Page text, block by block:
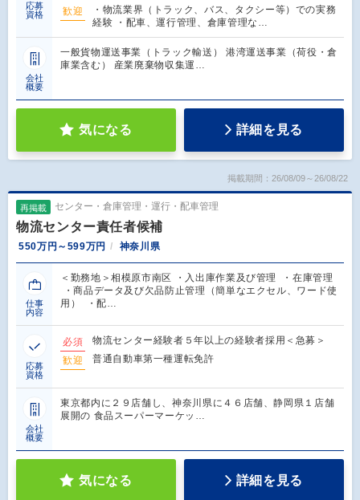
応募
資格
歓迎
・物流業界（トラック、バス、タクシー等）での実務
経験 ・配車、運行管理、倉庫管理な…
会社
概要
一般貨物運送事業（トラック輸送） 港湾運送事業（荷役・倉
庫業含む） 産業廃棄物収集運…
気になる 詳細を見る
掲載期間：26/08/09～26/08/22
再掲載 センター・倉庫管理・運行・配車管理
物流センター責任者候補
550万円～599万円 神奈川県
仕事
内容
＜勤務地＞相模原市南区 ・入出庫作業及び管理 ・在庫管理
・商品データ及び欠品防止管理（簡単なエクセル、ワード使
用） ・配…
応募
資格
必須
物流センター経験者５年以上の経験者採用＜急募＞
歓迎
普通自動車第一種運転免許
会社
概要
東京都内に２９店舗し、神奈川県に４６店舗、静岡県１店舗
展開の 食品スーパーマーケッ…
気になる 詳細を見る